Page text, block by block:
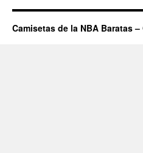
Camisetas de la NBA Baratas –